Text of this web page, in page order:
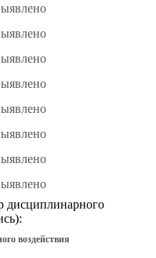
дисциплинарного
воздействия